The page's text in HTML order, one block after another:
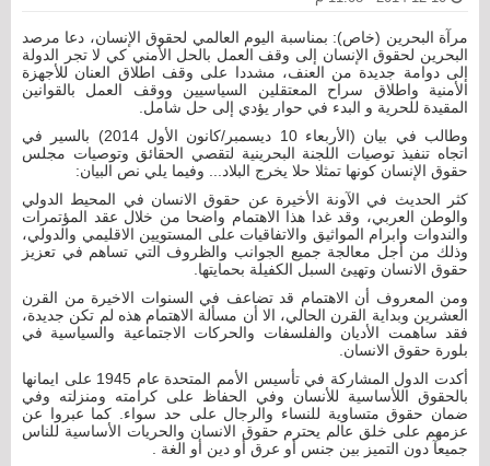
مرآة البحرين (خاص): بمناسبة اليوم العالمي لحقوق الإنسان، دعا مرصد
البحرين لحقوق الإنسان إلى وقف العمل بالحل الأمني كي لا تجر الدولة
إلى دوامة جديدة من العنف، مشددا على وقف اطلاق العنان للأجهزة
الأمنية واطلاق سراح المعتقلين السياسيين ووقف العمل بالقوانين
المقيدة للحرية و البدء في حوار يؤدي إلى حل شامل.
وطالب في بيان (الأربعاء 10 ديسمبر/كانون الأول 2014) بالسير في
اتجاه تنفيذ توصيات اللجنة البحرينية لتقصي الحقائق وتوصيات مجلس
حقوق الإنسان كونها تمثلا حلا يخرج البلاد... وفيما يلي نص البيان:
كثر الحديث في الآونة الأخيرة عن حقوق الانسان في المحيط الدولي
والوطن العربي، وقد غدا هذا الاهتمام واضحا من خلال عقد المؤتمرات
والندوات وابرام المواثيق والاتفاقيات على المستويين الاقليمي والدولي،
وذلك من أجل معالجة جميع الجوانب والظروف التي تساهم في تعزيز
حقوق الانسان وتهيئ السبل الكفيلة بحمايتها.
ومن المعروف أن الاهتمام قد تضاعف في السنوات الاخيرة من القرن
العشرين وبداية القرن الحالي، الا أن مسألة الاهتمام هذه لم تكن جديدة،
فقد ساهمت الأديان والفلسفات والحركات الاجتماعية والسياسية في
بلورة حقوق الانسان.
أكدت الدول المشاركة في تأسيس الأمم المتحدة عام 1945 على ايمانها
بالحقوق اللأساسية للأنسان وفي الحفاظ على كرامته ومنزلته وفي
ضمان حقوق متساوية للنساء والرجال على حد سواء. كما عبروا عن
عزمهم على خلق عالم يحترم حقوق الانسان والحريات الأساسية للناس
جميعآ دون التميز بين جنس أو عرق أو دين أو الغة .